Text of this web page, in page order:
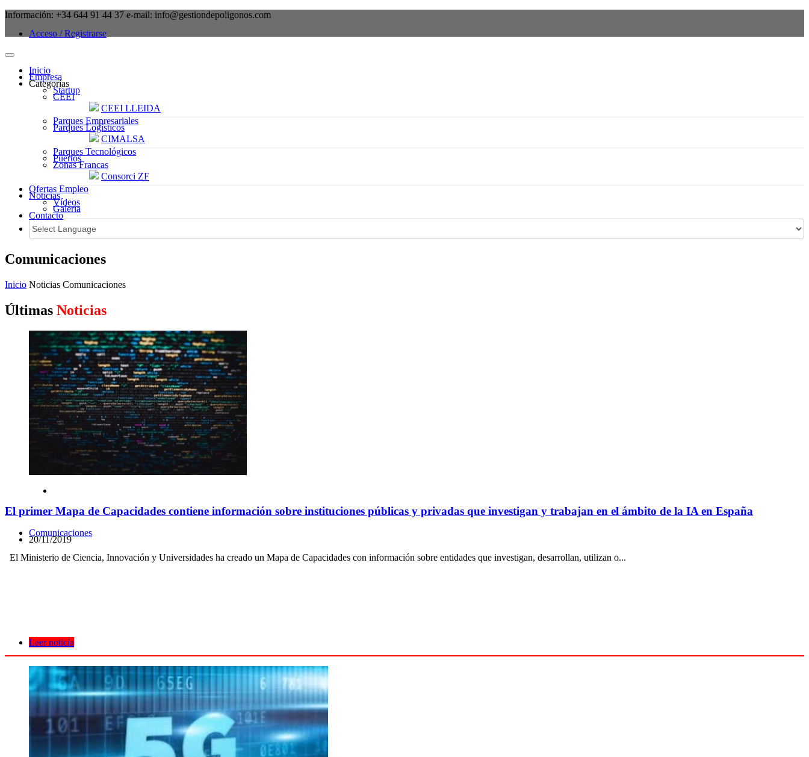
Información: +34 644 91 44 37 e-mail: info@gestiondepoligonos.com
Acceso / Registrarse
Inicio
Empresa
Categorías
Startup
CEEI
CEEI LLEIDA
Parques Empresariales
Parques Logísticos
CIMALSA
Parques Tecnológicos
Puertos
Zonas Francas
Consorci ZF
Ofertas Empleo
Noticias
Vídeos
Galeria
Contacto
Comunicaciones
Inicio Noticias Comunicaciones
Últimas Noticias
El primer Mapa de Capacidades contiene información sobre instituciones públicas y privadas que investigan y trabajan en el ámbito de la IA en España
Comunicaciones
20/11/2019
El Ministerio de Ciencia, Innovación y Universidades ha creado un Mapa de Capacidades con información sobre entidades que investigan, desarrollan, utilizan o...
Leer noticia